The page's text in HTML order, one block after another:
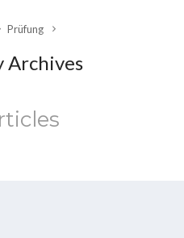
Prüfung
Archives